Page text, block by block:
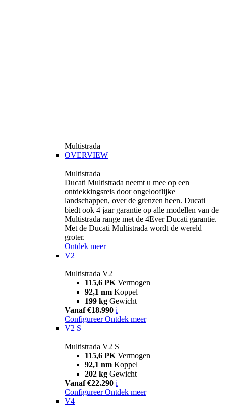
Multistrada
OVERVIEW
Multistrada
Ducati Multistrada neemt u mee op een
ontdekkingsreis door ongelooflijke
landschappen, over de grenzen heen. Ducati
biedt ook 4 jaar garantie op alle modellen van de
Multistrada range met de 4Ever Ducati garantie.
Met de Ducati Multistrada wordt de wereld
groter.
Ontdek meer
V2
Multistrada V2
115,6 PK Vermogen
92,1 nm Koppel
199 kg Gewicht
Vanaf €18.990 i
Configureer Ontdek meer
V2 S
Multistrada V2 S
115,6 PK Vermogen
92,1 nm Koppel
202 kg Gewicht
Vanaf €22.290 i
Configureer Ontdek meer
V4